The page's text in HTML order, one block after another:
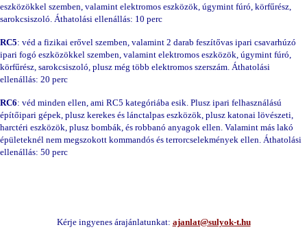
eszközökkel szemben, valamint elektromos eszközök, úgymint fúró, körfűrész,
sarokcsiszoló. Áthatolási ellenállás: 10 perc
RC5: véd a fizikai erővel szemben, valamint 2 darab feszítővas ipari csavarhúzó
ipari fogó eszközökkel szemben, valamint elektromos eszközök, úgymint fúró,
körfűrész, sarokcsiszoló, plusz még több elektromos szerszám. Áthatolási
ellenállás: 20 perc
RC6: véd minden ellen, ami RC5 kategóriába esik. Plusz ipari felhasználású
építőipari gépek, plusz kerekes és lánctalpas eszközök, plusz katonai lövészeti,
harctéri eszközök, plusz bombák, és robbanó anyagok ellen. Valamint más lakó
épületeknél nem megszokott kommandós és terrorcselekmények ellen. Áthatolási
ellenállás: 50 perc
Kérje ingyenes árajánlatunkat: ajanlat@sulyok-t.hu